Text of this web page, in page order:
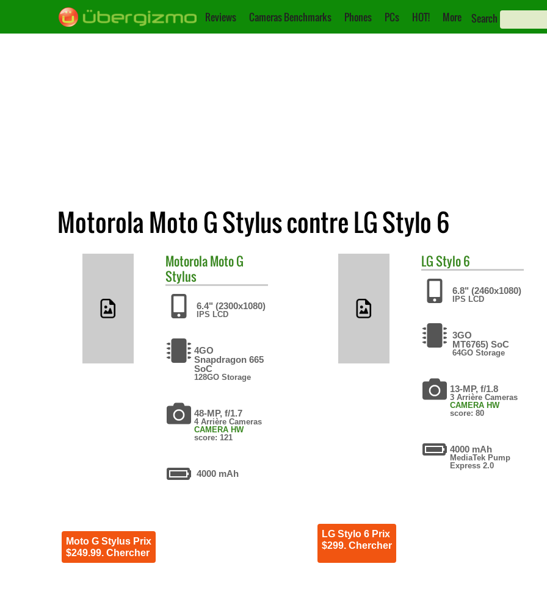
Reviews Cameras Benchmarks Phones PCs HOT! More Search
Motorola Moto G Stylus contre LG Stylo 6
MotorolaMoto G
Stylus
6.4" (2300x1080)
IPS LCD
4GO
Snapdragon 665
SoC
128GO Storage
48-MP, f/1.7
4 Arrière Cameras
CAMERA HW
score: 121
4000 mAh
Moto G Stylus Prix
$249.99. Chercher
LGStylo 6
6.8" (2460x1080)
IPS LCD
3GO
MT6765) SoC
64GO Storage
13-MP, f/1.8
3 Arrière Cameras
CAMERA HW
score: 80
4000 mAh
MediaTek Pump
Express 2.0
LG Stylo 6 Prix
$299. Chercher